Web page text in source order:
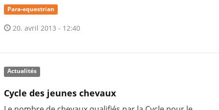
Para-equestrian
20. avril 2013 - 12:40
Actualités
Cycle des jeunes chevaux